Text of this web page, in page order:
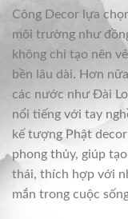
Công Decor lựa
môi trường như
không chỉ tạo nên
bền lâu dài. Hơn
các nước như Đài
nổi tiếng với tay
kế tượng Phật
phong thủy, giúp
thái, thích hợp với
mắn trong cuộc